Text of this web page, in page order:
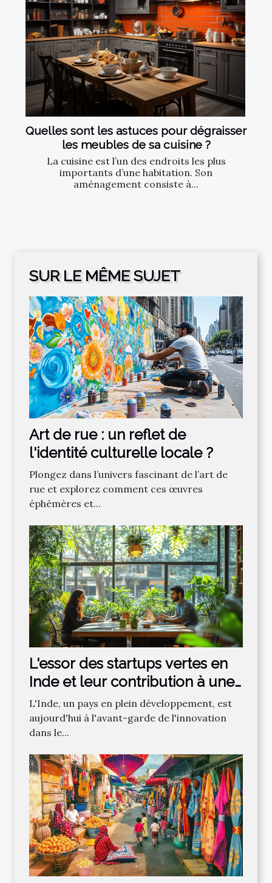
Quelles sont les astuces pour dégraisser
les meubles de sa cuisine ?
La cuisine est l’un des endroits les plus
importants d’une habitation. Son
aménagement consiste à...
SUR LE MÊME SUJET
Art de rue : un reflet de
l'identité culturelle locale ?
Plongez dans l’univers fascinant de l’art de
rue et explorez comment ces œuvres
éphémères et...
L'essor des startups vertes en
Inde et leur contribution à une
économie plus durable
L'Inde, un pays en plein développement, est
aujourd'hui à l'avant-garde de l'innovation
dans le...